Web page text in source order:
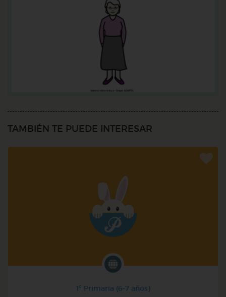
TAMBIÉN TE PUEDE INTERESAR
1º Primaria (6-7 años)